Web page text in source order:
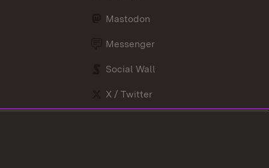
Mastodon
Messenger
Social Wall
X / Twitter